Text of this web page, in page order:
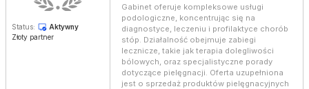
Status:
Aktywny
Złoty partner
Gabinet oferuje kompleksowe usługi
podologiczne, koncentrując się na
diagnostyce, leczeniu i profilaktyce chorób
stóp. Działalność obejmuje zabiegi
lecznicze, takie jak terapia dolegliwości
bólowych, oraz specjalistyczne porady
dotyczące pielęgnacji. Oferta uzupełniona
jest o sprzedaż produktów pielęgnacyjnych